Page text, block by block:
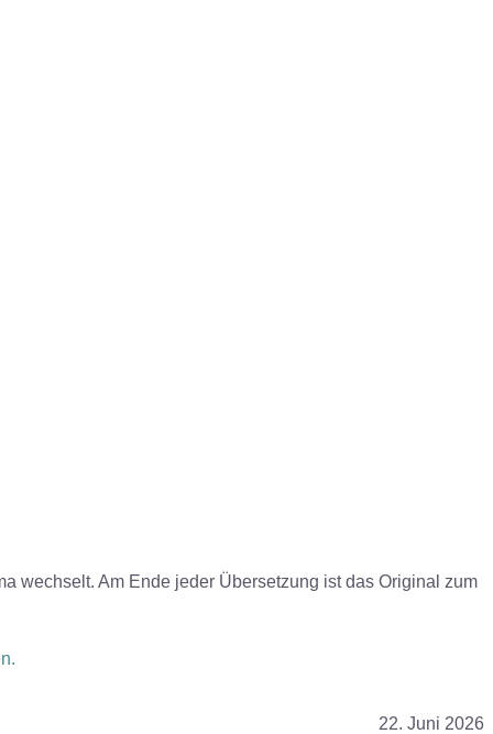
wechselt. Am Ende jeder Übersetzung ist das Original zum
22. Juni 2026